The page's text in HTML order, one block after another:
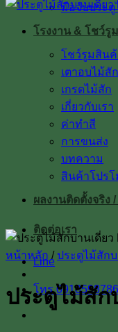
มือจับประตู
โรงงาน & โชว์รูม
โชว์รูมสินค้
เตาอบไม้สัก
เกรดไม้สัก
เกี่ยวกับเรา
ค่าทำสี
การขนส่ง
บทความ
สินค้าโปร
ผลงานติดตั้งจริง /
ติดต่อเรา
Line
โทร 0918598786
หน้าหลัก / ประตูไม้สักบ
ประตูไม้สัก